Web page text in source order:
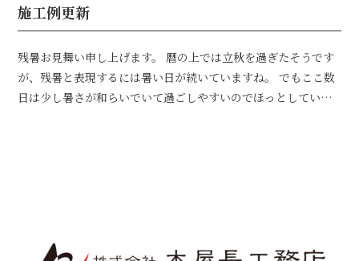
施工例更新
残暑お見舞い申し上げます。 暦の上では立秋を過ぎたそうです
が、残暑と表現するには暑い日が続いていますね。 でもここ数
日は少し暑さが和らいでいて過ごしやすいのでほっとしていま